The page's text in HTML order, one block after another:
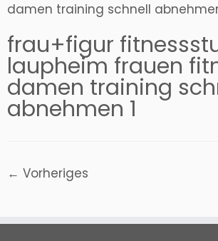
damen training schnell
frau+figur
laupheim frauen
damen training
abnehmen 1
← Vorheriges